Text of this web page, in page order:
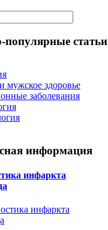
популярные статьи
мужское здоровье
заболевания
информация
инфаркта